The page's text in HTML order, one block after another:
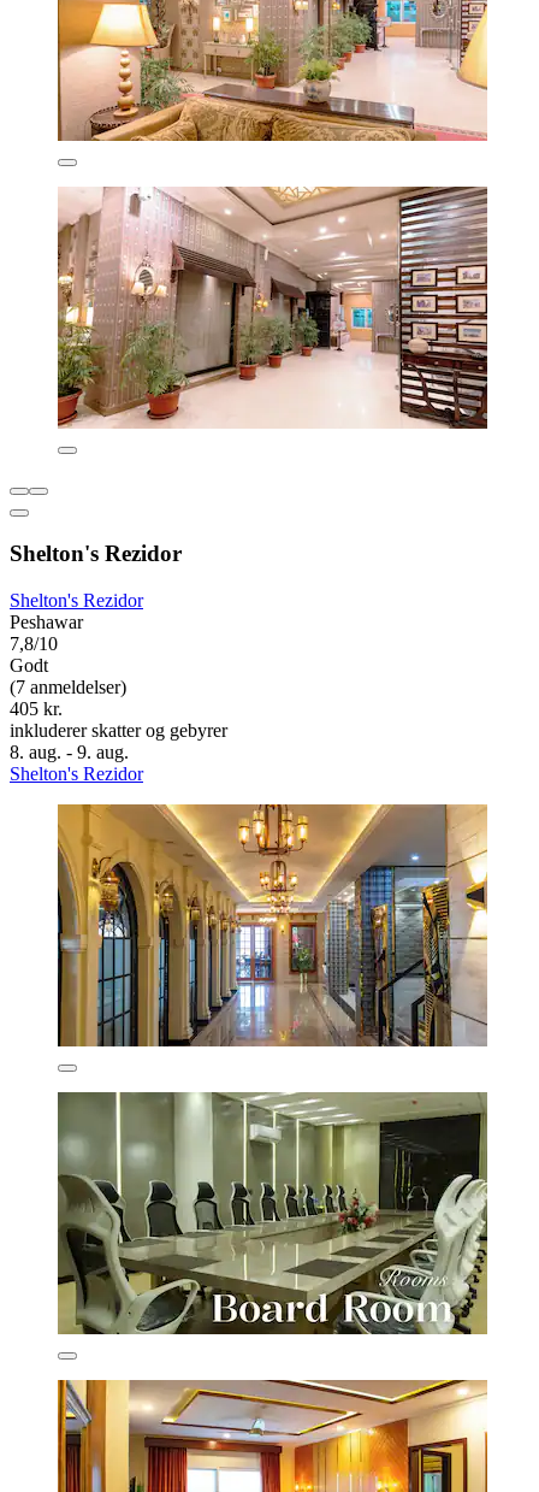
Shelton's Rezidor
Shelton's Rezidor
Peshawar
7,8/10
Godt
(7 anmeldelser)
405 kr.
inkluderer skatter og gebyrer
8. aug. - 9. aug.
Shelton's Rezidor